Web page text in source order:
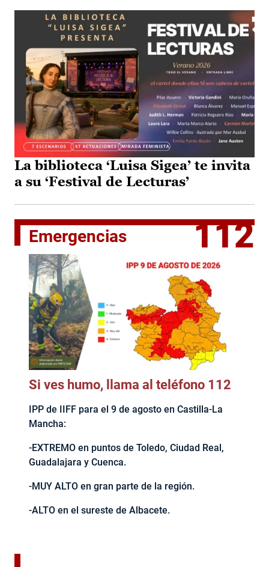
La biblioteca ‘Luisa Sigea’ te invita
a su ‘Festival de Lecturas’
Emergencias 112
Si ves humo, llama al teléfono 112
IPP de IIFF para el 9 de agosto en Castilla-La
Mancha:
-EXTREMO en puntos de Toledo, Ciudad Real,
Guadalajara y Cuenca.
-MUY ALTO en gran parte de la región.
-ALTO en el sureste de Albacete.